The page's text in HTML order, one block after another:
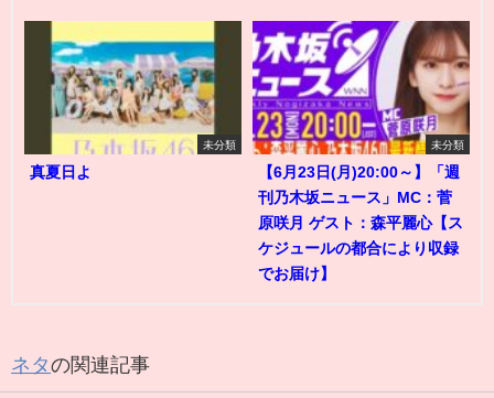
未分類
真夏日よ
未分類
【6月23日(月)20:00～】「週
刊乃木坂ニュース」MC：菅
原咲月 ゲスト：森平麗心【ス
ケジュールの都合により収録
でお届け】
ネタの関連記事